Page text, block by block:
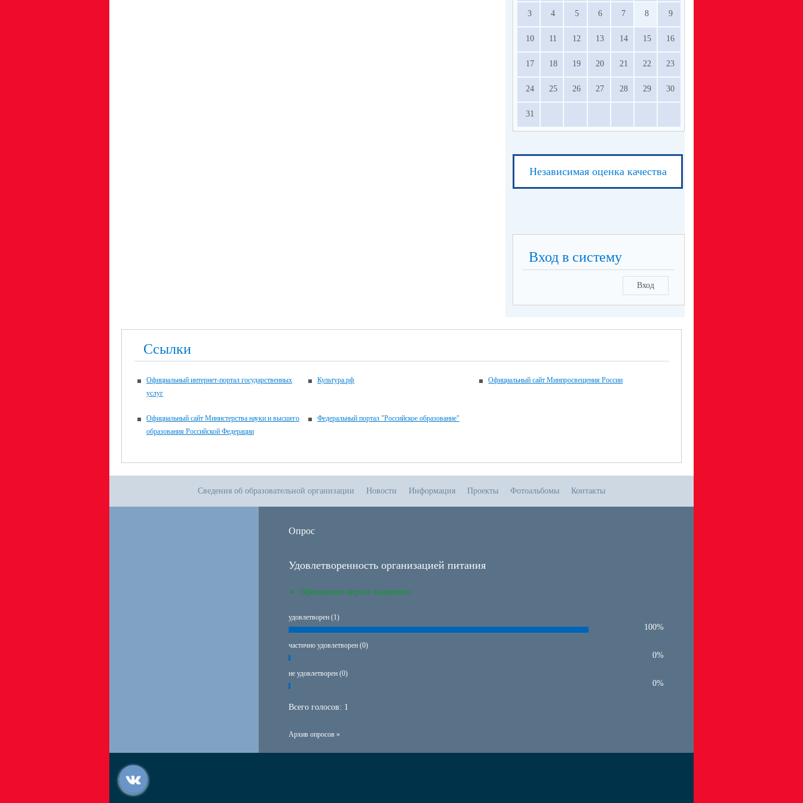
3 4 5 6 7 8 9
10 11 12 13 14 15 16
17 18 19 20 21 22 23
24 25 26 27 28 29 30
31
Независимая оценка качества
Вход в систему
Вход
Ссылки
Официальный интернет-портал государственных
услуг
Культура.рф Официальный сайт Минпросвещения России
Официальный сайт Министерства науки и высшего
образования Российской Федерации
Федеральный портал "Российское образование"
Сведения об образовательной организации Новости Информация Проекты Фотоальбомы Контакты
Опрос
Удовлетворенность организацией питания
Проведение опроса завершено
удовлетворен (1)
100%
частично удовлетворен (0)
0%
не удовлетворен (0)
0%
Всего голосов: 1
Архив опросов »